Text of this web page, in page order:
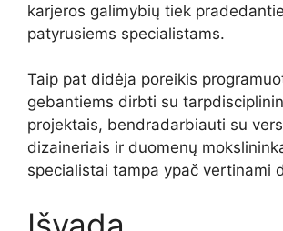
karjeros galimybių tiek
patyrusiems specialistams.
Taip pat didėja poreikis
gebantiems dirbti su
projektais, bendradarbiauti su
dizaineriais ir duomenų
specialistai tampa ypač vertinami